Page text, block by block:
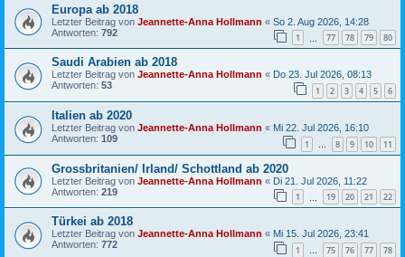
Europa ab 2018
Letzter Beitrag von Jeannette-Anna Hollmann « So 2. Aug 2026, 14:28
Antworten: 792 1 77 78 79 80
Saudi Arabien ab 2018
Letzter Beitrag von Jeannette-Anna Hollmann « Do 23. Jul 2026, 08:13
Antworten: 53 1 2 3 4 5 6
Italien ab 2020
Letzter Beitrag von Jeannette-Anna Hollmann « Mi 22. Jul 2026, 16:10
Antworten: 109 1 … 8 9 10 11
Grossbritanien/ Irland/ Schottland ab 2020
Letzter Beitrag von Jeannette-Anna Hollmann « Di 21. Jul 2026, 11:22
Antworten: 219 1 19 20 21 22
Türkei ab 2018
Letzter Beitrag von Jeannette-Anna Hollmann « Mi 15. Jul 2026, 23:41
Antworten: 772 1 … 75 76 77 78